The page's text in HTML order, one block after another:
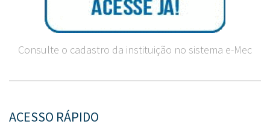
Consulte o cadastro da instituição no sistema e-Mec
ACESSO RÁPIDO